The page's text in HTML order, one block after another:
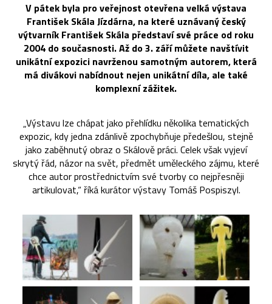
V pátek byla pro veřejnost otevřena velká výstava
František Skála Jízdárna, na které uznávaný český
výtvarník František Skála představí své práce od roku
2004 do současnosti. Až do 3. září můžete navštívit
unikátní expozici navrženou samotným autorem, která
má divákovi nabídnout nejen unikátní díla, ale také
komplexní zážitek.
„Výstavu lze chápat jako přehlídku několika tematických
expozic, kdy jedna zdánlivě zpochybňuje předešlou, stejně
jako zaběhnutý obraz o Skálově práci. Celek však vyjeví
skrytý řád, názor na svět, předmět uměleckého zájmu, které
chce autor prostřednictvím své tvorby co nejpřesněji
artikulovat,“ říká kurátor výstavy Tomáš Pospiszyl.